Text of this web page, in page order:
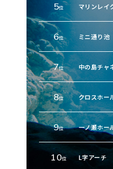
5位 マリンレイ
6位 ミニ通り池
7位 中の島チャ
8位 クロスホー
9位 一ノ瀬ホー
10位 L字アーチ